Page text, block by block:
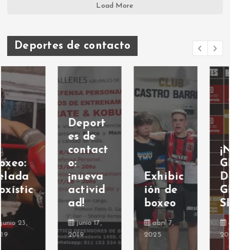
Load More
Deportes de contacto
Exhibic
ión de
boxeo
abril 7,
¡NUEVA
GRILLA
DEL
GIMNA
SIO!
abril 1,
2025
GRILLA
GIMNA
SIO
octubre